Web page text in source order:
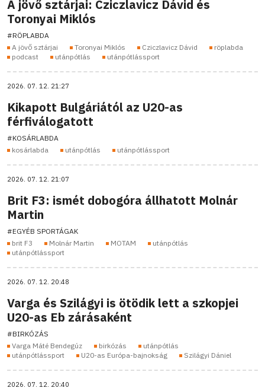
A jövő sztárjai: Cziczlavicz Dávid és
Toronyai Miklós
#RÖPLABDA
A jövő sztárjai
Toronyai Miklós Cziczlavicz Dávid
röplabda
podcast
utánpótlás utánpótlássport
2026. 07. 12. 21:27
Kikapott Bulgáriától az U20-as
férfiválogatott
#KOSÁRLABDA
kosárlabda
utánpótlás utánpótlássport
2026. 07. 12. 21:07
Brit F3: ismét dobogóra állhatott Molnár
Martin
#EGYÉB SPORTÁGAK
brit F3
Molnár Martin MOTAM
utánpótlás
utánpótlássport
2026. 07. 12. 20:48
Varga és Szilágyi is ötödik lett a szkopjei
U20-as Eb zárásaként
#BIRKÓZÁS
Varga Máté Bendegúz
birkózás
utánpótlás
utánpótlássport
U20-as Európa-bajnokság Szilágyi Dániel
2026. 07. 12. 20:40